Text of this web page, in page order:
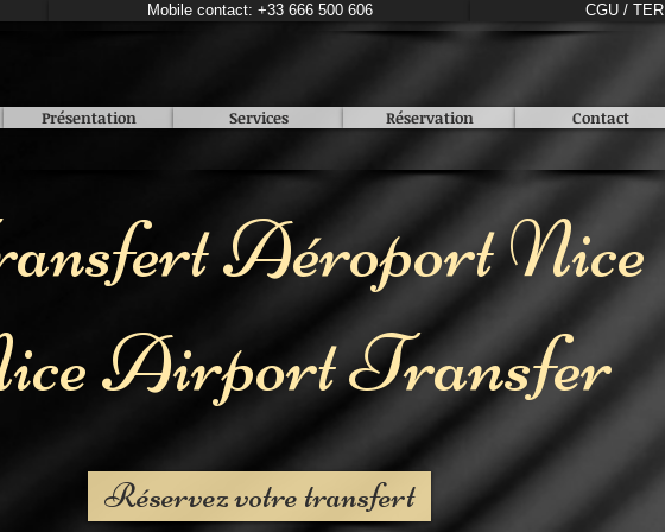
Mobile contact: +33 666 500 606 CGU /
Présentation Services Réservation Contact
Aéroport Nice
Airport Transfer
Réservez votre transfert